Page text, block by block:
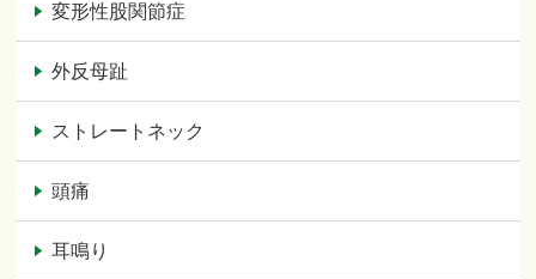
変形性股関節症
外反母趾
ストレートネック
頭痛
耳鳴り